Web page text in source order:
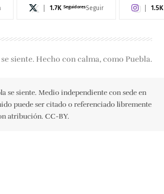
1.7K SeguidoresSeguir 1.5K
siente. Hecho con calma, como Puebla.
se siente. Medio independiente con sede en
puede ser citado o referenciado libremente
atribución. CC-BY.